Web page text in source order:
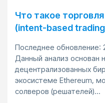
Что такое
(intent-based
Последнее обновление:
Данный анализ основан
децентрализованных
экосистеме Ethereum,
солверов (решателей)...